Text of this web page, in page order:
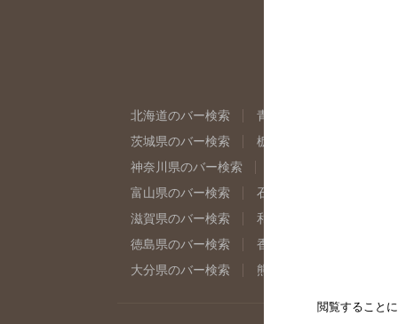
北海道のバー検索 青森県のバー検索
茨城県のバー検索
栃木県のバー検索
神奈川県のバー検索
富山県のバー検索
石川県のバー検索
滋賀県のバー検索
和歌山県のバー検索
徳島県のバー検索
香川県のバー検索
大分県のバー検索
熊本県のバー検索
閲覧すること